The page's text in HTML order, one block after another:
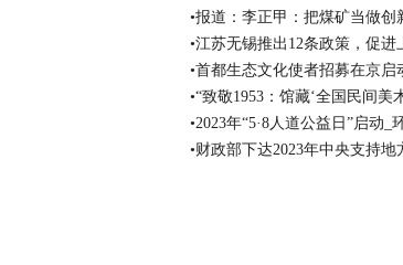
•报道：李正甲：把煤矿当做创
•江苏无锡推出12条政策，促
•首都生态文化使者招募在京启
•“致敬1953：馆藏‘全国民间
•2023年“5·8人道公益日”启动_
•财政部下达2023年中央支持